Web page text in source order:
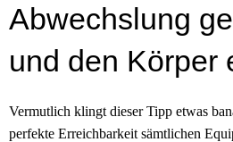
Abwechslung
und den Körper
Vermutlich klingt dieser Tipp etwas
perfekte Erreichbarkeit sämtlichen